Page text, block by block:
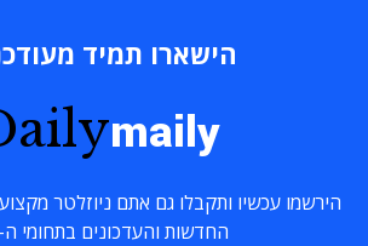
הישארו תמיד
maily
הירשמו עכשיו ותקבלו גם אתם ניוזלטר
החדשות והעדכונים בתחומי ה-ICT